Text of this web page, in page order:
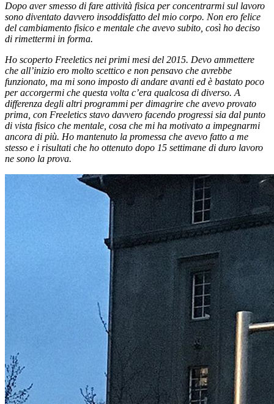
Dopo aver smesso di fare attività fisica per concentrarmi sul lavoro
sono diventato davvero insoddisfatto del mio corpo. Non ero felice
del cambiamento fisico e mentale che avevo subito, così ho deciso
di rimettermi in forma.
Ho scoperto Freeletics nei primi mesi del 2015. Devo ammettere
che all’inizio ero molto scettico e non pensavo che avrebbe
funzionato, ma mi sono imposto di andare avanti ed è bastato poco
per accorgermi che questa volta c’era qualcosa di diverso. A
differenza degli altri programmi per dimagrire che avevo provato
prima, con Freeletics stavo davvero facendo progressi sia dal punto
di vista fisico che mentale, cosa che mi ha motivato a impegnarmi
ancora di più. Ho mantenuto la promessa che avevo fatto a me
stesso e i risultati che ho ottenuto dopo 15 settimane di duro lavoro
ne sono la prova.